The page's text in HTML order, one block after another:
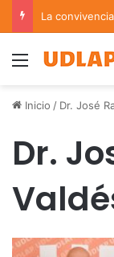
Menu
Inicio / Dr. José
Dr.